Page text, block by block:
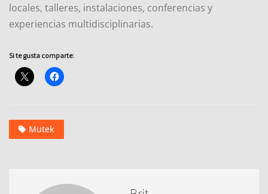
locales, talleres, instalaciones, conferencias y
experiencias multidisciplinarias.
Si te gusta comparte:
Mutek